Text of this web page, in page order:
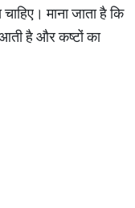
माना जाता है कि
आती है और कष्टों का